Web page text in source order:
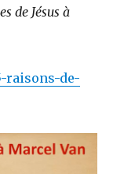
de Jésus à
raisons-de-